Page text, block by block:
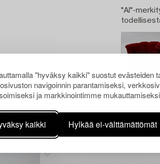
"hyväksy kaikki" suostut evästeiden
navigoinnin parantamiseksi,
ja markkinointimme
kaikki Hylkää ei-välttämättömät
"AI"-
Muiden katsomia